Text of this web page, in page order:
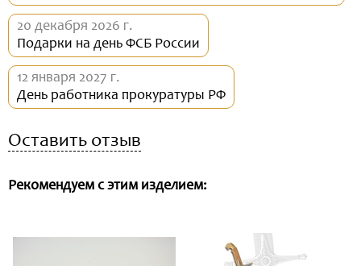
20 декабря 2026 г.
Подарки на день ФСБ России
12 января 2027 г.
День работника прокуратуры РФ
Оставить отзыв
Рекомендуем с этим изделием: